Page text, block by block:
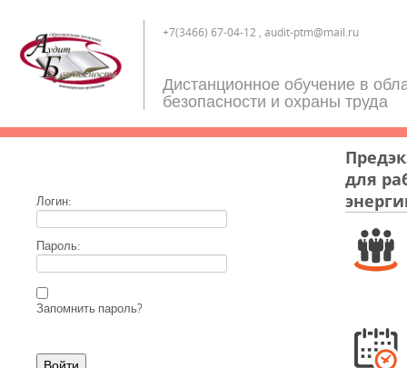
+7(3466) 67-04-12 , audit-ptm@mail.ru
Дистанционное обучение в
безопасности и охраны труда
Логин:
Пароль:
Запомнить пароль?
для